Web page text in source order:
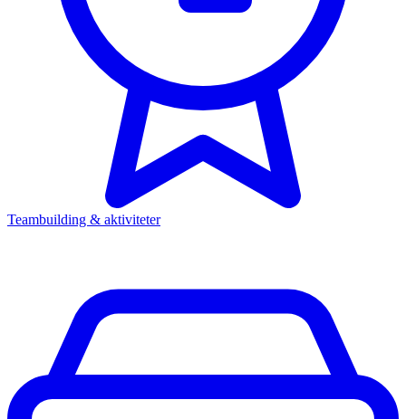
Teambuilding & aktiviteter